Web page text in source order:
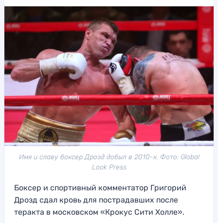
Имя и славу боксер Дрозд добыл в 2010-х. Фото: Global
Look Press
Боксер и спортивный комментатор Григорий
Дрозд сдал кровь для пострадавших после
теракта в московском «Крокус Сити Холле».